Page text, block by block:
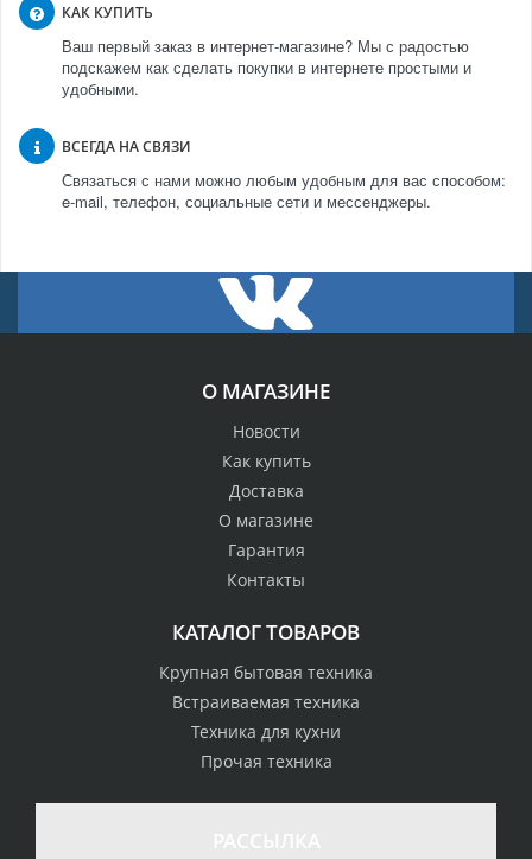
КАК КУПИТЬ
Ваш первый заказ в интернет-магазине? Мы с радостью
подскажем как сделать покупки в интернете простыми и
удобными.
ВСЕГДА НА СВЯЗИ
Связаться с нами можно любым удобным для вас способом:
e-mail, телефон, социальные сети и мессенджеры.
О МАГАЗИНЕ
Новости
Как купить
Доставка
О магазине
Гарантия
Контакты
КАТАЛОГ ТОВАРОВ
Крупная бытовая техника
Встраиваемая техника
Техника для кухни
Прочая техника